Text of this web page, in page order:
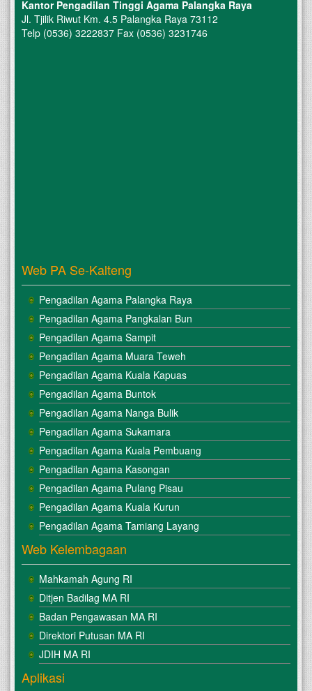
Kantor Pengadilan Tinggi Agama Palangka Raya
Jl. Tjilik Riwut Km. 4.5 Palangka Raya 73112
Telp (0536) 3222837 Fax (0536) 3231746
Web PA Se-Kalteng
Pengadilan Agama Palangka Raya
Pengadilan Agama Pangkalan Bun
Pengadilan Agama Sampit
Pengadilan Agama Muara Teweh
Pengadilan Agama Kuala Kapuas
Pengadilan Agama Buntok
Pengadilan Agama Nanga Bulik
Pengadilan Agama Sukamara
Pengadilan Agama Kuala Pembuang
Pengadilan Agama Kasongan
Pengadilan Agama Pulang Pisau
Pengadilan Agama Kuala Kurun
Pengadilan Agama Tamiang Layang
Web Kelembagaan
Mahkamah Agung RI
Ditjen Badilag MA RI
Badan Pengawasan MA RI
Direktori Putusan MA RI
JDIH MA RI
Aplikasi